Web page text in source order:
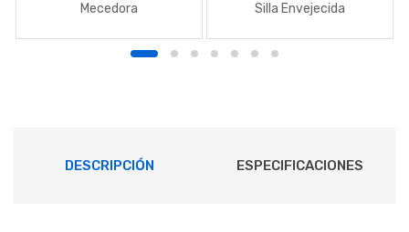
Mecedora Silla Envejecida
DESCRIPCIÓN ESPECIFICACIONES